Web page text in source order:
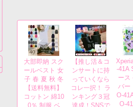
大部即納 スク
ールベスト 女
子 春 夏 秋 冬
【送料無料】
コットン 綿10
0％ 制服 ベ
【推し活＆コ
ンサートに持
っていくなら
コレ一択！ ラ
ンキング３冠
達成！SNSで
-41A
ース
バー
O-
O-